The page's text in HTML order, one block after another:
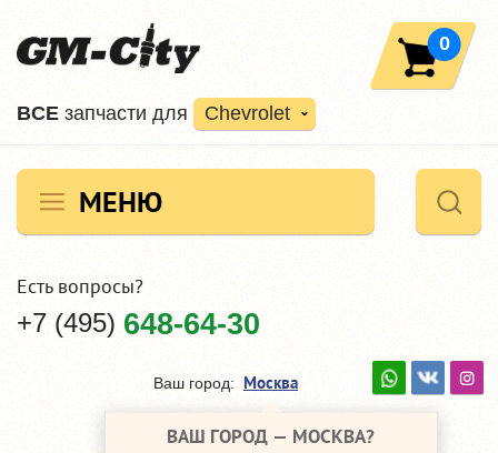
ВCE запчасти для Chevrolet
0
МЕНЮ
Есть вопросы?
+7 (495) 648-64-30
Ваш город: Москва
ВАШ ГОРОД — МОСКВА?